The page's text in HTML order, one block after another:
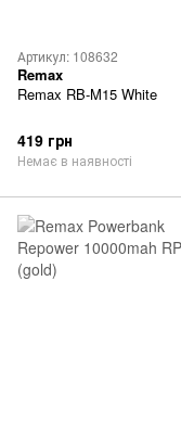
Артикул: 108632
Remax
Remax RB-M15 White
419 грн
Немає в наявності